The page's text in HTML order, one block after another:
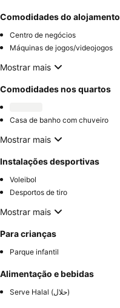
Comodidades do alojamento
Centro de negócios
Máquinas de jogos/videojogos
Mostrar mais
Comodidades nos quartos
Casa de banho com chuveiro
Mostrar mais
Instalações desportivas
Voleibol
Desportos de tiro
Mostrar mais
Para crianças
Parque infantil
Alimentação e bebidas
Serve Halal (حلال)